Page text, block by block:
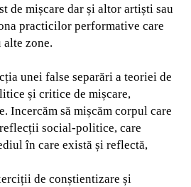
de mișcare dar și altor artiști sau
practicilor performative care
zone.
unei false separări a teoriei de
și critice de mișcare,
Incercăm să mișcăm corpul care
social-politice, care
în care există și reflectă,
de conștientizare și